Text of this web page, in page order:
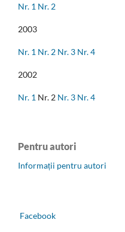
Nr. 1 Nr. 2
2003
Nr. 1 Nr. 2 Nr. 3 Nr. 4
2002
Nr. 1 Nr. 2 Nr. 3 Nr. 4
Pentru autori
Informații pentru autori
Facebook